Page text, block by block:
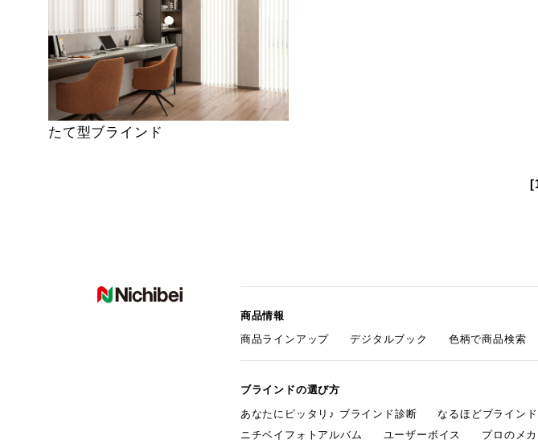
たて型ブラインド
商品情報
商品ラインアップ
デジタルブック 色柄で商品検索
ブラインドの選び方
あなたにピッタリ♪ ブラインド診断
なるほどブラインド
ニチベイフォトアルバム
ユーザーボイス プロのメ